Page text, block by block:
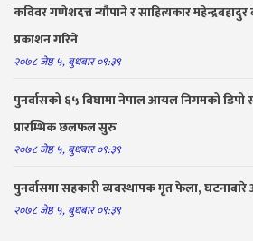
कविवर गणेशदत्त न्यौपाने र साहित्यकार
प्रकाशन गरिने
२०७८ जेष्ठ ५, बुधबार ०९:३९
पुनर्वासको ६५ बिघामा नेपाल आयल निगमको डिपो
प्रारम्भिक छलफल सुरु
२०७८ जेष्ठ ५, बुधबार ०९:३९
पुनर्वासमा सहकारी व्यवस्थापक मृत फेला, घटनाबारे
२०७८ जेष्ठ ५, बुधबार ०९:३९